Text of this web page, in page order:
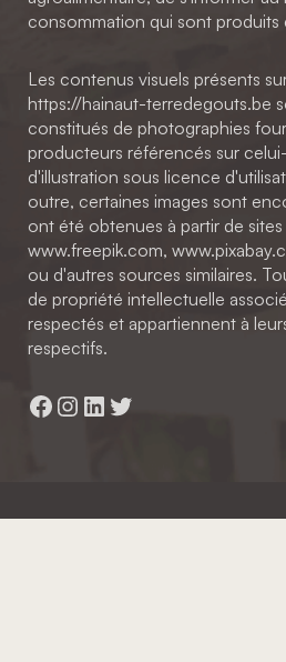
consommation qui sont produits
Les contenus visuels présents
https://hainaut-terredegouts.be
constitués de photographies
producteurs référencés sur
d'illustration sous licence
outre, certaines images sont
ont été obtenues à partir de
www.freepik.com,
ou d'autres sources similaires.
de propriété intellectuelle
respectés et appartiennent à
respectifs.
Facebook
Instagram
LinkedIn
Twitter